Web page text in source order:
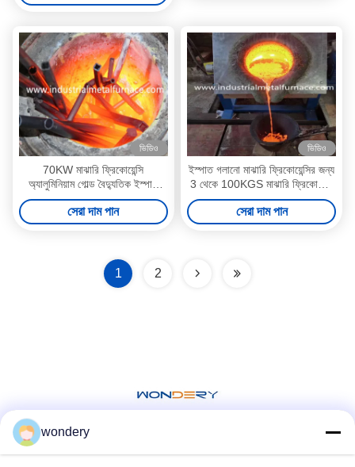
ভিডিও
70KW মাঝারি ফ্রিকোয়েন্সি
অ্যালুমিনিয়াম গোল্ড বৈদ্যুতিক ইস্পাত
আনয়ন তামা গলানো চুল্লি
সেরা দাম পান
ভিডিও
ইস্পাত গলানো মাঝারি ফ্রিকোয়েন্সির জন্য
3 থেকে 100KGS মাঝারি ফ্রিকোয়েন্সি
গলানোর চুল্লি
সেরা দাম পান
1 2
wondery